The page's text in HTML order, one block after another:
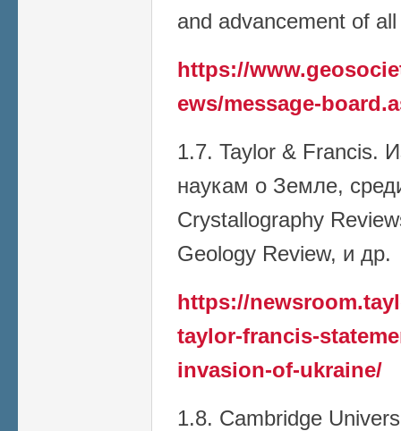
and advancement of
https://
ews/message-
1.7. Taylor & Francis.
наукам о Земле,
Crystallography
Geology Review, и др.
https://
taylor-francis-
invasion-of-ukraine/
1.8. Cambridge